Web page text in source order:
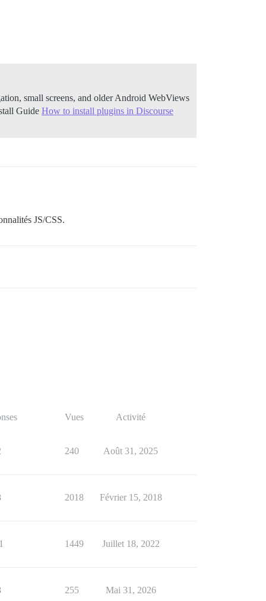
small screens, and older Android WebViews
Guide How to install plugins in Discourse
JS/CSS.
Vues Activité
240 Août 31, 2025
2018 Février 15, 2018
1449 Juillet 18, 2022
255 Mai 31, 2026